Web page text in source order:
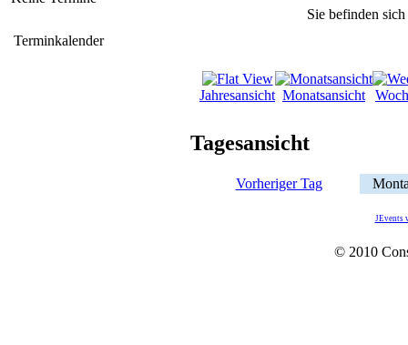
Sie befinden
Terminkalender
Jahresansicht Monatsansicht
Tagesansicht
Vorheriger Tag
JEvents
© 2010